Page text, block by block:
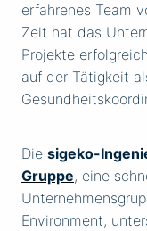
erfahrenes Team
Zeit hat das
Projekte
auf der Tätigkeit
Die sigeko-
Gruppe, eine
Environment,